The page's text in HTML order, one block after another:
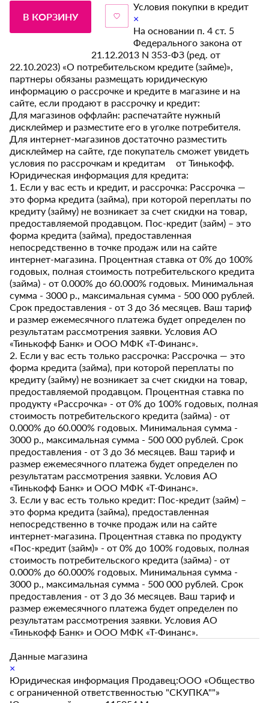
В КОРЗИНУ
Условия покупки в кредит
×
На основании п. 4 ст. 5
Федерального закона от
21.12.2013 N 353-ФЗ (ред. от
22.10.2023) «О потребительском кредите (займе)»,
партнеры обязаны размещать юридическую
информацию о рассрочке и кредите в магазине и на
сайте, если продают в рассрочку и кредит:
Для магазинов оффлайн: распечатайте нужный
дисклеймер и разместите его в уголке потребителя.
Для интернет-магазинов достаточно разместить
дисклеймер на сайте, где покупатель сможет увидеть
условия по рассрочкам и кредитам от Тинькофф.
Юридическая информация для кредита:
1. Если у вас есть и кредит, и рассрочка: Рассрочка —
это форма кредита (займа), при которой переплаты по
кредиту (займу) не возникает за счет скидки на товар,
предоставляемой продавцом. Пос-кредит (займ) – это
форма кредита (займа), предоставленная
непосредственно в точке продаж или на сайте
интернет-магазина. Процентная ставка от 0% до 100%
годовых, полная стоимость потребительского кредита
(займа) - от 0.000% до 60.000% годовых. Минимальная
сумма - 3000 р., максимальная сумма - 500 000 рублей.
Срок предоставления - от 3 до 36 месяцев. Ваш тариф
и размер ежемесячного платежа будет определен по
результатам рассмотрения заявки. Условия АО
«Тинькофф Банк» и ООО МФК «Т-Финанс».
2. Если у вас есть только рассрочка: Рассрочка — это
форма кредита (займа), при которой переплаты по
кредиту (займу) не возникает за счет скидки на товар,
предоставляемой продавцом. Процентная ставка по
продукту «Рассрочка» - от 0% до 100% годовых, полная
стоимость потребительского кредита (займа) - от
0.000% до 60.000% годовых. Минимальная сумма -
3000 р., максимальная сумма - 500 000 рублей. Срок
предоставления - от 3 до 36 месяцев. Ваш тариф и
размер ежемесячного платежа будет определен по
результатам рассмотрения заявки. Условия АО
«Тинькофф Банк» и ООО МФК «Т-Финанс».
3. Если у вас есть только кредит: Пос-кредит (займ) –
это форма кредита (займа), предоставленная
непосредственно в точке продаж или на сайте
интернет-магазина. Процентная ставка по продукту
«Пос-кредит (займ)» - от 0% до 100% годовых, полная
стоимость потребительского кредита (займа) - от
0.000% до 60.000% годовых. Минимальная сумма -
3000 р., максимальная сумма - 500 000 рублей. Срок
предоставления - от 3 до 36 месяцев. Ваш тариф и
размер ежемесячного платежа будет определен по
результатам рассмотрения заявки. Условия АО
«Тинькофф Банк» и ООО МФК «Т-Финанс».
Данные магазина
×
Юридическая информация Продавец:ООО «Общество
с ограниченной ответственностью "СКУПКА""»